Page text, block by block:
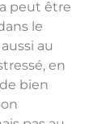
peut être
le
au
en
bien